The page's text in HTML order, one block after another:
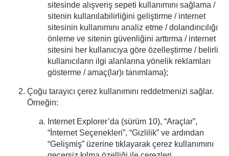
sitesinde alışveriş sepeti kullanımını sağlama /
sitenin kullanılabilirliğini geliştirme / internet
sitesinin kullanımını analiz etme / dolandırıcılığı
önleme ve sitenin güvenliğini arttırma / internet
sitesini her kullanıcıya göre özelleştirme / belirli
kullanıcıların ilgi alanlarına yönelik reklamları
gösterme / amaç(lar)ı tanımlama};
Çoğu tarayıcı çerez kullanımını reddetmenizi sağlar.
Örneğin:
Internet Explorer’da (sürüm 10), “Araçlar”,
“İnternet Seçenekleri”, “Gizlilik” ve ardından
“Gelişmiş” üzerine tıklayarak çerez kullanımını